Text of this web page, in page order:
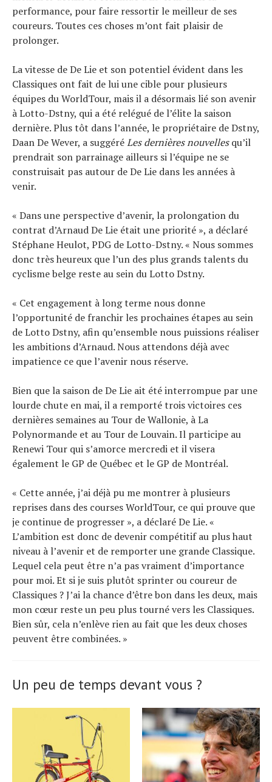
performance, pour faire ressortir le meilleur de ses
coureurs. Toutes ces choses m’ont fait plaisir de
prolonger.
La vitesse de De Lie et son potentiel évident dans les
Classiques ont fait de lui une cible pour plusieurs
équipes du WorldTour, mais il a désormais lié son avenir
à Lotto-Dstny, qui a été relégué de l’élite la saison
dernière. Plus tôt dans l’année, le propriétaire de Dstny,
Daan De Wever, a suggéréLes dernières nouvellesqu’il
prendrait son parrainage ailleurs si l’équipe ne se
construisait pas autour de De Lie dans les années à
venir.
« Dans une perspective d’avenir, la prolongation du
contrat d’Arnaud De Lie était une priorité », a déclaré
Stéphane Heulot, PDG de Lotto-Dstny. « Nous sommes
donc très heureux que l’un des plus grands talents du
cyclisme belge reste au sein du Lotto Dstny.
« Cet engagement à long terme nous donne
l’opportunité de franchir les prochaines étapes au sein
de Lotto Dstny, afin qu’ensemble nous puissions réaliser
les ambitions d’Arnaud. Nous attendons déjà avec
impatience ce que l’avenir nous réserve.
Bien que la saison de De Lie ait été interrompue par une
lourde chute en mai, il a remporté trois victoires ces
dernières semaines au Tour de Wallonie, à La
Polynormande et au Tour de Louvain. Il participe au
Renewi Tour qui s’amorce mercredi et il visera
également le GP de Québec et le GP de Montréal.
« Cette année, j’ai déjà pu me montrer à plusieurs
reprises dans des courses WorldTour, ce qui prouve que
je continue de progresser », a déclaré De Lie. «
L’ambition est donc de devenir compétitif au plus haut
niveau à l’avenir et de remporter une grande Classique.
Lequel cela peut être n’a pas vraiment d’importance
pour moi. Et si je suis plutôt sprinter ou coureur de
Classiques ? J’ai la chance d’être bon dans les deux, mais
mon cœur reste un peu plus tourné vers les Classiques.
Bien sûr, cela n’enlève rien au fait que les deux choses
peuvent être combinées. »
Un peu de temps devant vous ?